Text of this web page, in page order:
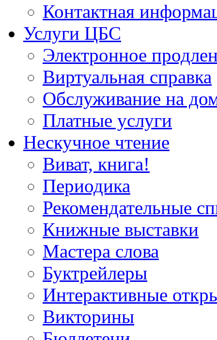
Контактная
Услуги ЦБС
Электронное
Виртуальная справка
Обслуживание на
Платные услуги
Нескучное чтение
Виват, книга!
Периодика
Рекомендательные
Книжные выставки
Мастера слова
Буктрейлеры
Интерактивные
Викторины